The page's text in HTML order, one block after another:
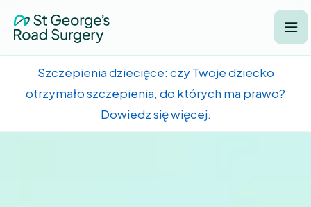
Szczepienia dziecięce: czy Twoje dziecko
otrzymało szczepienia, do których ma prawo?
Dowiedz się więcej.